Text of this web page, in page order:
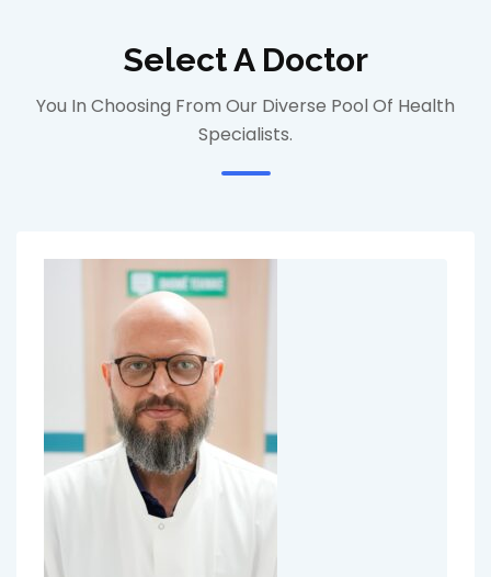
Select A Doctor
You In Choosing From Our Diverse Pool Of Health
Specialists.